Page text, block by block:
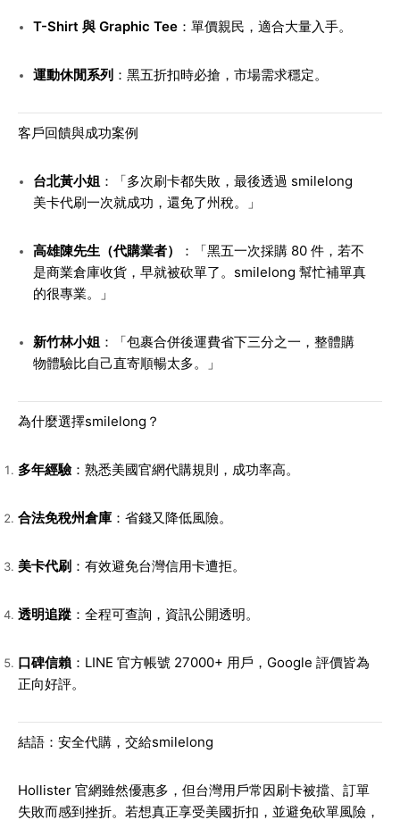
T-Shirt 與 Graphic Tee：單價親民，適合大量入手。
運動休閒系列：黑五折扣時必搶，市場需求穩定。
客戶回饋與成功案例
台北黃小姐：「多次刷卡都失敗，最後透過 smilelong
美卡代刷一次就成功，還免了州稅。」
高雄陳先生（代購業者）
：「黑五一次採購 80 件，若不
是商業倉庫收貨，早就被砍單了。smilelong 幫忙補單真
的很專業。」
新竹林小姐：「包裹合併後運費省下三分之一，整體購
物體驗比自己直寄順暢太多。」
為什麼選擇smilelong？
多年經驗：熟悉美國官網代購規則，成功率高。
合法免稅州倉庫 ：省錢又降低風險。
美卡代刷 ：有效避免台灣信用卡遭拒。
透明追蹤 ：全程可查詢，資訊公開透明。
口碑信賴 ：LINE 官方帳號 27000+ 用戶，Google 評價皆為
正向好評。
結語：安全代購，交給smilelong
Hollister 官網雖然優惠多，但台灣用戶常因刷卡被擋、訂單
失敗而感到挫折。若想真正享受美國折扣，並避免砍單風險，